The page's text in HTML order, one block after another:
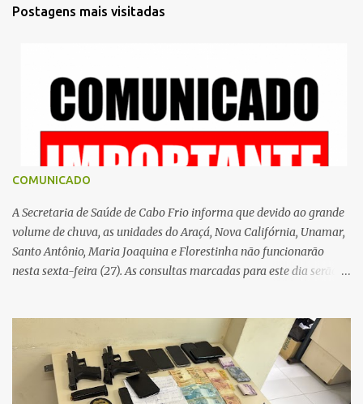
Postagens mais visitadas
COMUNICADO
A Secretaria de Saúde de Cabo Frio informa que devido ao grande
volume de chuva, as unidades do Araçá, Nova Califórnia, Unamar,
Santo Antônio, Maria Joaquina e Florestinha não funcionarão
nesta sexta-feira (27). As consultas marcadas para este dia serão
Contamos com a compreensão de toda população, pois se trata de
uma situação climática que foge ao controle da administração
pública.